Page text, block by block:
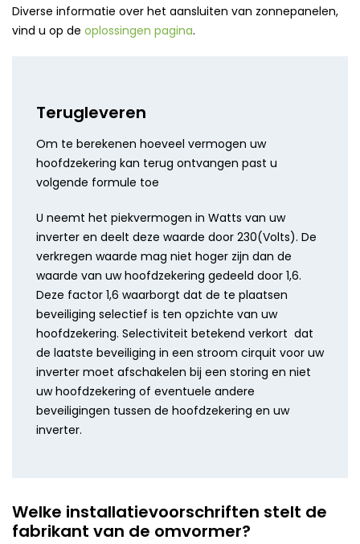
Diverse informatie over het aansluiten van zonnepanelen,
vind u op de oplossingen pagina.
Terugleveren
Om te berekenen hoeveel vermogen uw
hoofdzekering kan terug ontvangen past u
volgende formule toe
U neemt het piekvermogen in Watts van uw
inverter en deelt deze waarde door 230(Volts). De
verkregen waarde mag niet hoger zijn dan de
waarde van uw hoofdzekering gedeeld door 1,6.
Deze factor 1,6 waarborgt dat de te plaatsen
beveiliging selectief is ten opzichte van uw
hoofdzekering. Selectiviteit betekend verkort dat
de laatste beveiliging in een stroom cirquit voor uw
inverter moet afschakelen bij een storing en niet
uw hoofdzekering of eventuele andere
beveiligingen tussen de hoofdzekering en uw
inverter.
Welke installatievoorschriften stelt de
fabrikant van de omvormer?